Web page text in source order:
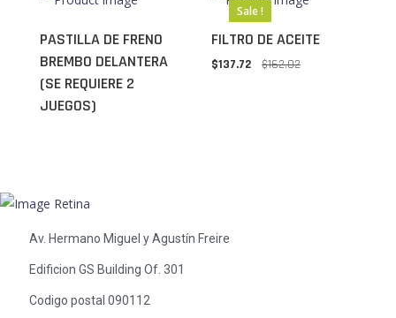
PASTILLA DE FRENO
BREMBO DELANTERA
(SE REQUIERE 2
JUEGOS)
Sale !
FILTRO DE ACEITE
$162.02
$137.72
Av. Hermano Miguel y Agustín Freire
Edificion GS Building Of. 301
Codigo postal 090112